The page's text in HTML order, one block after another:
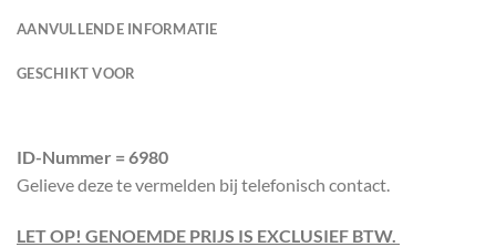
AANVULLENDE INFORMATIE
GESCHIKT VOOR
ID-Nummer = 6980
Gelieve deze te vermelden bij telefonisch contact.
LET OP! GENOEMDE PRIJS IS EXCLUSIEF BTW.